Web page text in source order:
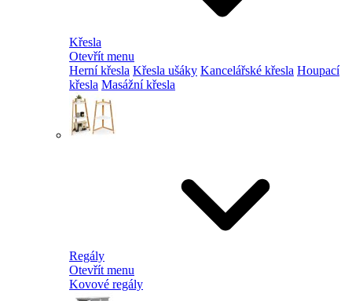
Křesla
Otevřít menu
Herní křesla Křesla ušáky Kancelářské křesla Houpací
křesla Masážní křesla
Regály
Otevřít menu
Kovové regály